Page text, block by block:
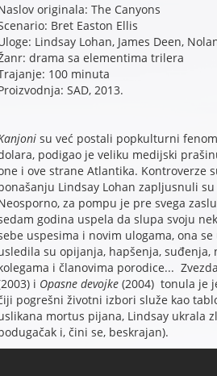
originala: The Canyons
Bret Easton Ellis
Lindsay Lohan, James Deen,
drama sa elementima trilera
100 minuta
SAD, 2013.
su već postali popkulturni
podigao je veliku medijski
i ove strane Atlantika. Kontroverze
Lindsay Lohan zapljusnuli
za pompu je pre svega
godina uspela da slupa svoju
uspesima i novim ulogama, ona
su opijanja, hapšenja,
i članovima porodice...
i Opasne devojke(2004) tonula je
pogrešni životni izbori služe kao
mortus pijana, Lindsay ukrala
i, čini se, beskrajan).